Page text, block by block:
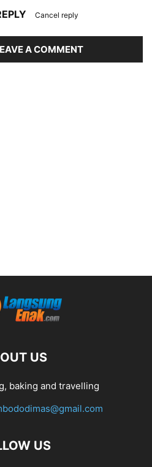
Cancel reply
A COMMENT
US
baking and travelling
US